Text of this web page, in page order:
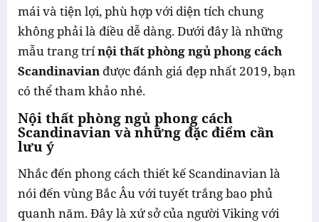
mái và tiện lợi, phù hợp với diện tích chung
không phải là điều dễ dàng. Dưới đây là những
mẫu trang trínội thất phòng ngủ phong cách
Scandinavian được đánh giá đẹp nhất 2019, bạn
có thể tham khảo nhé.
Nội thất phòng ngủ phong cách
Scandinavian và những đặc điểm cần
lưu ý
Nhắc đến phong cách thiết kế Scandinavian là
nói đến vùng Bắc Âu với tuyết trắng bao phủ
quanh năm. Đây là xứ sở của người Viking với